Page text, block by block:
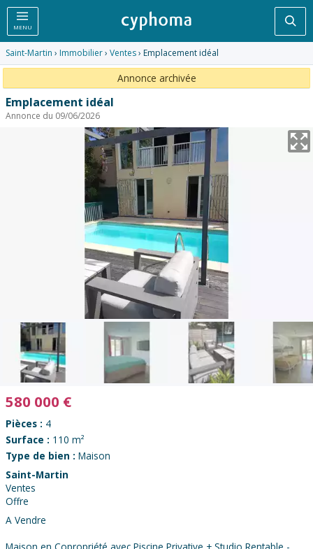
MENU
Saint-Martin › Immobilier› Ventes› Emplacement idéal
Annonce archivée
Emplacement idéal
Annonce du 09/06/2026
580 000 €
Pièces : 4
Surface : 110 m²
Type de bien : Maison
Saint-Martin
Ventes
Offre
A Vendre